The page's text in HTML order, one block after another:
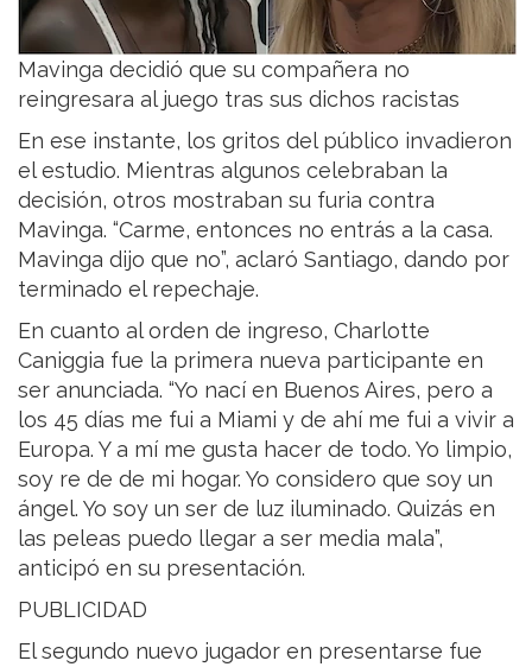
Mavinga decidió que su compañera no
reingresara al juego tras sus dichos racistas
En ese instante, los gritos del público invadieron
el estudio. Mientras algunos celebraban la
decisión, otros mostraban su furia contra
Mavinga. “Carme, entonces no entrás a la casa.
Mavinga dijo que no”, aclaró Santiago, dando por
terminado el repechaje.
En cuanto al orden de ingreso, Charlotte
Caniggia fue la primera nueva participante en
ser anunciada. “Yo nací en Buenos Aires, pero a
los 45 días me fui a Miami y de ahí me fui a vivir a
Europa. Y a mí me gusta hacer de todo. Yo limpio,
soy re de de mi hogar. Yo considero que soy un
ángel. Yo soy un ser de luz iluminado. Quizás en
las peleas puedo llegar a ser media mala”,
anticipó en su presentación.
PUBLICIDAD
El segundo nuevo jugador en presentarse fue